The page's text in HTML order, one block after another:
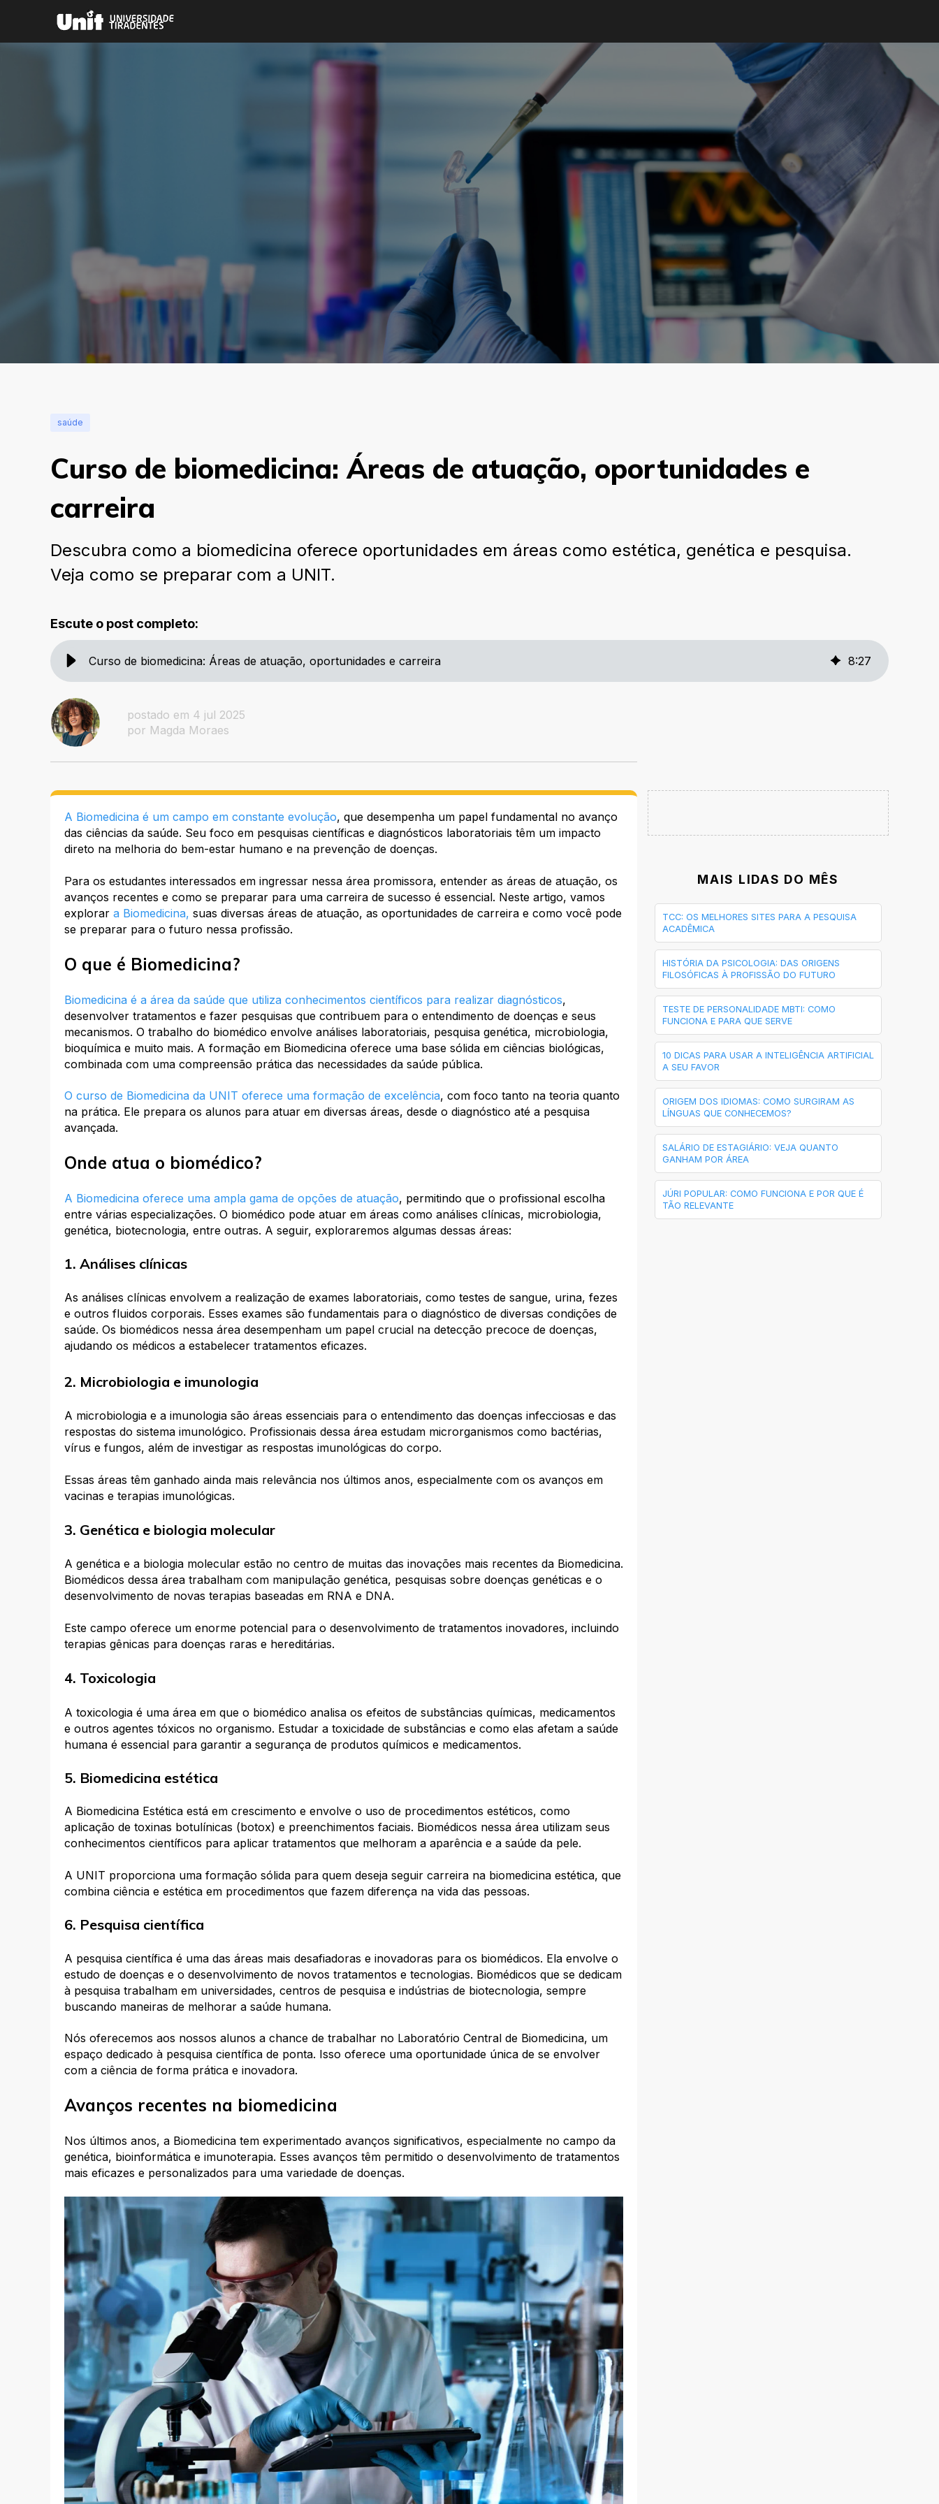
saúde
Curso de biomedicina: Áreas de atuação, oportunidades e
carreira
Descubra como a biomedicina oferece oportunidades em áreas como estética, genética e pesquisa.
Veja como se preparar com a UNIT.
Escute o post completo:
Curso de biomedicina: Áreas de atuação, oportunidades e carreira 8:27
postado em 4 jul 2025
por Magda Moraes
A Biomedicina é um campo em constante evolução, que desempenha um papel fundamental no avanço
das ciências da saúde. Seu foco em pesquisas científicas e diagnósticos laboratoriais têm um impacto
direto na melhoria do bem-estar humano e na prevenção de doenças.
Para os estudantes interessados em ingressar nessa área promissora, entender as áreas de atuação, os
avanços recentes e como se preparar para uma carreira de sucesso é essencial. Neste artigo, vamos
explorar a Biomedicina, suas diversas áreas de atuação, as oportunidades de carreira e como você pode
se preparar para o futuro nessa profissão.
O que é Biomedicina?
Biomedicina é a área da saúde que utiliza conhecimentos científicos para realizar diagnósticos,
desenvolver tratamentos e fazer pesquisas que contribuem para o entendimento de doenças e seus
mecanismos. O trabalho do biomédico envolve análises laboratoriais, pesquisa genética, microbiologia,
bioquímica e muito mais. A formação em Biomedicina oferece uma base sólida em ciências biológicas,
combinada com uma compreensão prática das necessidades da saúde pública.
O curso de Biomedicina da UNIT oferece uma formação de excelência, com foco tanto na teoria quanto
na prática. Ele prepara os alunos para atuar em diversas áreas, desde o diagnóstico até a pesquisa
avançada.
Onde atua o biomédico?
A Biomedicina oferece uma ampla gama de opções de atuação, permitindo que o profissional escolha
entre várias especializações. O biomédico pode atuar em áreas como análises clínicas, microbiologia,
genética, biotecnologia, entre outras. A seguir, exploraremos algumas dessas áreas:
1. Análises clínicas
As análises clínicas envolvem a realização de exames laboratoriais, como testes de sangue, urina, fezes
e outros fluidos corporais. Esses exames são fundamentais para o diagnóstico de diversas condições de
saúde. Os biomédicos nessa área desempenham um papel crucial na detecção precoce de doenças,
ajudando os médicos a estabelecer tratamentos eficazes.
2. Microbiologia e imunologia
A microbiologia e a imunologia são áreas essenciais para o entendimento das doenças infecciosas e das
respostas do sistema imunológico. Profissionais dessa área estudam microrganismos como bactérias,
vírus e fungos, além de investigar as respostas imunológicas do corpo.
Essas áreas têm ganhado ainda mais relevância nos últimos anos, especialmente com os avanços em
vacinas e terapias imunológicas.
3. Genética e biologia molecular
A genética e a biologia molecular estão no centro de muitas das inovações mais recentes da Biomedicina.
Biomédicos dessa área trabalham com manipulação genética, pesquisas sobre doenças genéticas e o
desenvolvimento de novas terapias baseadas em RNA e DNA.
Este campo oferece um enorme potencial para o desenvolvimento de tratamentos inovadores, incluindo
terapias gênicas para doenças raras e hereditárias.
4. Toxicologia
A toxicologia é uma área em que o biomédico analisa os efeitos de substâncias químicas, medicamentos
e outros agentes tóxicos no organismo. Estudar a toxicidade de substâncias e como elas afetam a saúde
humana é essencial para garantir a segurança de produtos químicos e medicamentos.
5. Biomedicina estética
A Biomedicina Estética está em crescimento e envolve o uso de procedimentos estéticos, como
aplicação de toxinas botulínicas (botox) e preenchimentos faciais. Biomédicos nessa área utilizam seus
conhecimentos científicos para aplicar tratamentos que melhoram a aparência e a saúde da pele.
A UNIT proporciona uma formação sólida para quem deseja seguir carreira na biomedicina estética, que
combina ciência e estética em procedimentos que fazem diferença na vida das pessoas.
6. Pesquisa científica
A pesquisa científica é uma das áreas mais desafiadoras e inovadoras para os biomédicos. Ela envolve o
estudo de doenças e o desenvolvimento de novos tratamentos e tecnologias. Biomédicos que se dedicam
à pesquisa trabalham em universidades, centros de pesquisa e indústrias de biotecnologia, sempre
buscando maneiras de melhorar a saúde humana.
Nós oferecemos aos nossos alunos a chance de trabalhar no Laboratório Central de Biomedicina, um
espaço dedicado à pesquisa científica de ponta. Isso oferece uma oportunidade única de se envolver
com a ciência de forma prática e inovadora.
Avanços recentes na biomedicina
Nos últimos anos, a Biomedicina tem experimentado avanços significativos, especialmente no campo da
genética, bioinformática e imunoterapia. Esses avanços têm permitido o desenvolvimento de tratamentos
mais eficazes e personalizados para uma variedade de doenças.
MAIS LIDAS DO MÊS
TCC: OS MELHORES SITES PARA A PESQUISA
ACADÊMICA
HISTÓRIA DA PSICOLOGIA: DAS ORIGENS
FILOSÓFICAS À PROFISSÃO DO FUTURO
TESTE DE PERSONALIDADE MBTI: COMO
FUNCIONA E PARA QUE SERVE
10 DICAS PARA USAR A INTELIGÊNCIA ARTIFICIAL
A SEU FAVOR
ORIGEM DOS IDIOMAS: COMO SURGIRAM AS
LÍNGUAS QUE CONHECEMOS?
SALÁRIO DE ESTAGIÁRIO: VEJA QUANTO
GANHAM POR ÁREA
JÚRI POPULAR: COMO FUNCIONA E POR QUE É
TÃO RELEVANTE